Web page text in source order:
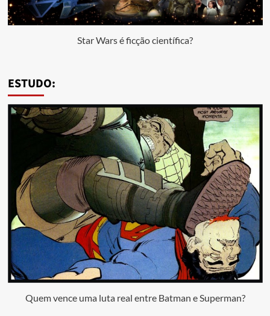
Star Wars é ficção científica?
ESTUDO:
Quem vence uma luta real entre Batman e Superman?